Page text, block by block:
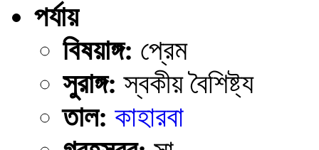
পর্যায়
বিষয়াঙ্গ: প্রেম
সুরাঙ্গ: স্বকীয় বৈশিষ্ট্য
তাল: কাহারবা